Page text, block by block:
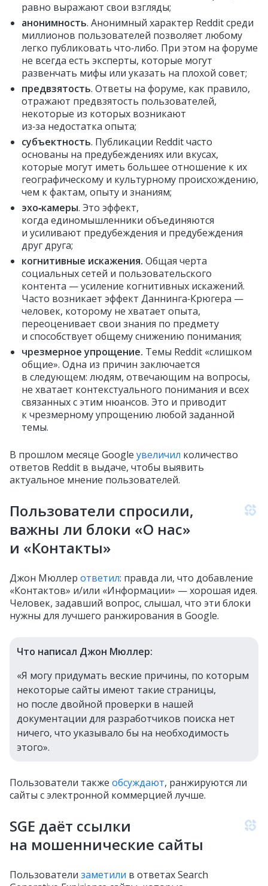
равно выражают свои взгляды;
анонимность. Анонимный характер Reddit среди
миллионов пользователей позволяет любому
легко публиковать что‑либо. При этом на форуме
не всегда есть эксперты, которые могут
развенчать мифы или указать на плохой совет;
предвзятость. Ответы на форуме, как правило,
отражают предвзятость пользователей,
некоторые из которых возникают
из‑за недостатка опыта;
субъектность. Публикации Reddit часто
основаны на предубеждениях или вкусах,
которые могут иметь большее отношение к их
географическому и культурному происхождению,
чем к фактам, опыту и знаниям;
эхо‑камеры. Это эффект,
когда единомышленники объединяются
и усиливают предубеждения и предубеждения
друг друга;
когнитивные искажения. Общая черта
социальных сетей и пользовательского
контента — усиление когнитивных искажений.
Часто возникает эффект Даннинга‑Крюгера —
человек, которому не хватает опыта,
переоценивает свои знания по предмету
и способствует общему снижению понимания;
чрезмерное упрощение. Темы Reddit «слишком
общие». Одна из причин заключается
в следующем: людям, отвечающим на вопросы,
не хватает контекстуального понимания и всех
связанных с этим нюансов. Это и приводит
к чрезмерному упрощению любой заданной
темы.
В прошлом месяце Google увеличил количество
ответов Reddit в выдаче, чтобы выявить
актуальное мнение пользователей.
Пользователи спросили,
важны ли блоки «О нас»
и «Контакты»
Джон Мюллер ответил: правда ли, что добавление
«Контактов» и/или «Информации» — хорошая идея.
Человек, задавший вопрос, слышал, что эти блоки
нужны для лучшего ранжирования в Google.
Что написал Джон Мюллер:
«Я могу придумать веские причины, по которым
некоторые сайты имеют такие страницы,
но после двойной проверки в нашей
документации для разработчиков поиска нет
ничего, что указывало бы на необходимость
этого».
Пользователи также обсуждают, ранжируются ли
сайты с электронной коммерцией лучше.
SGE даёт ссылки
на мошеннические сайты
Пользователи заметили в ответах Search